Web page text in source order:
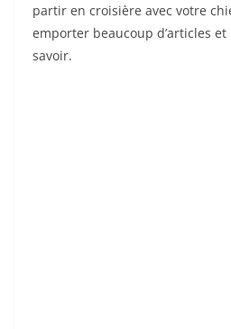
partir en croisière avec votre
emporter beaucoup d’articles
savoir.